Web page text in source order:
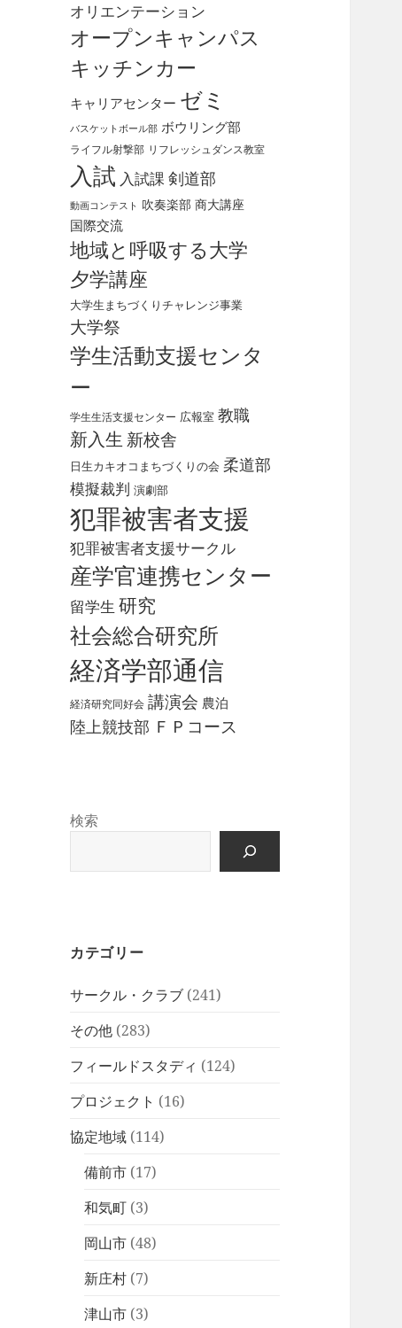
オリエンテーション
オープンキャンパス
キッチンカー
キャリアセンター ゼミ
バスケットボール部 ボウリング部
ライフル射撃部 リフレッシュダンス教室
入試 入試課 剣道部
動画コンテスト 吹奏楽部 商大講座
国際交流
地域と呼吸する大学
夕学講座
大学生まちづくりチャレンジ事業
大学祭
学生活動支援センタ
ー
学生生活支援センター 広報室 教職
新入生 新校舎
日生カキオコまちづくりの会 柔道部
模擬裁判 演劇部
犯罪被害者支援
犯罪被害者支援サークル
産学官連携センター
留学生 研究
社会総合研究所
経済学部通信
経済研究同好会 講演会 農泊
陸上競技部 ＦＰコース
検索
カテゴリー
サークル・クラブ (241)
その他 (283)
フィールドスタディ (124)
プロジェクト (16)
協定地域 (114)
備前市 (17)
和気町 (3)
岡山市 (48)
新庄村 (7)
津山市 (3)